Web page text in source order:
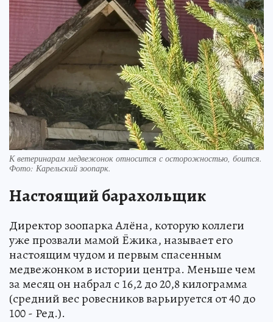
К ветеринарам медвежонок относится с осторожностью, боится.
Фото: Карельский зоопарк.
Настоящий барахольщик
Директор зоопарка Алёна, которую коллеги
уже прозвали мамой Ёжика, называет его
настоящим чудом и первым спасенным
медвежонком в истории центра. Меньше чем
за месяц он набрал с 16,2 до 20,8 килограмма
(средний вес ровесников варьируется от 40 до
100 - Ред.).